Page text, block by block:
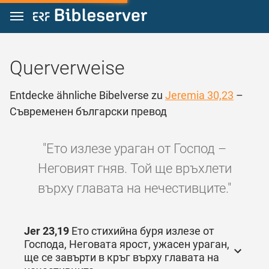
Zum Inhalt springen
Querverweise
Entdecke ähnliche Bibelverse zu Jeremia 30,23 –
Съвременен български превод
"Ето излезе ураган от Господ –
Неговият гняв. Той ще връхлети
върху главата на нечестивците."
Jer 23,19 Ето стихийна буря излезе от
Господа, Неговата ярост, ужасен ураган,
ще се завърти в кръг върху главата на